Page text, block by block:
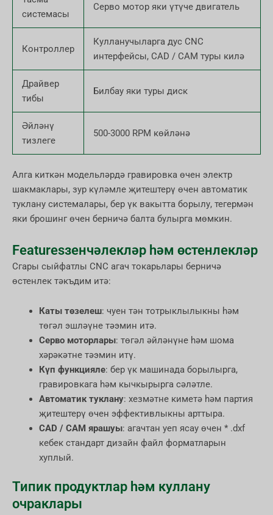
системасы
Серво мотор яки үтүче двигатель
Контроллер
Кулланучыларга дус CNC
интерфейсы, CAD / CAM туры килә
Драйвер
тибы
Билбау яки туры диск
Әйләнү
тизлеге
500-3000 RPM көйләнә
Алга киткән модельләрдә гравировка өчен электр
шакмаклары, зур күләмле җитештерү өчен автоматик
туклану системалары, бер үк вакытта борылу, тегермән
яки брошинг өчен берничә балта булырга мөмкин.
Featuresзенчәлекләр һәм өстенлекләр
Cгары сыйфатлы CNC агач токарьлары берничә
өстенлек тәкъдим итә:
Каты төзелеш: чуен тән тотрыклылыкны һәм
төгәл эшләүне тәэмин итә.
Серво моторлары: төгәл әйләнүне һәм шома
хәрәкәтне тәэмин итү.
Күп функцияле: бер үк машинада борылырга,
гравировкага һәм кычкырырга сәләтле.
Автоматик туклану: хезмәтне киметә һәм партия
җитештерү өчен эффективлыкны арттыра.
CAD / CAM ярашуы: агачтан уеп ясау өчен * .dxf
кебек стандарт дизайн файл форматларын
хуплый.
Типик продуктлар һәм куллану
очраклары